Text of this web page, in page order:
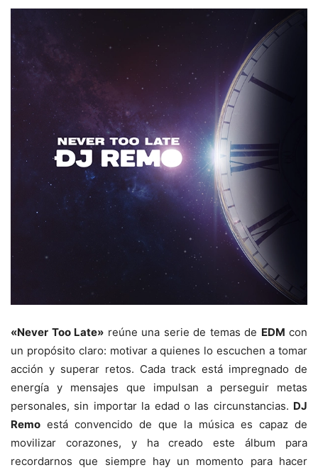
«Never Too Late» reúne una serie de temas de EDM con
un propósito claro: motivar a quienes lo escuchen a tomar
acción y superar retos. Cada track está impregnado de
energía y mensajes que impulsan a perseguir metas
personales, sin importar la edad o las circunstancias. DJ
Remo está convencido de que la música es capaz de
movilizar corazones, y ha creado este álbum para
recordarnos que siempre hay un momento para hacer